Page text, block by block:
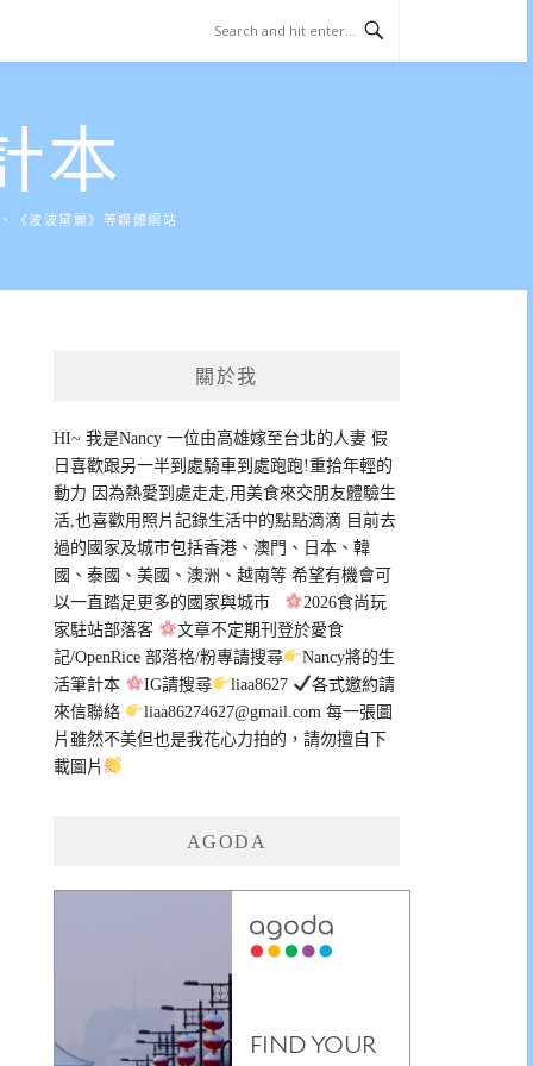
本
《波波黛麗》等媒體網站
關於我
HI~ 我是Nancy 一位由高雄嫁至台北的人妻 假
日喜歡跟另一半到處騎車到處跑跑!重拾年輕的
動力 因為熱愛到處走走,用美食來交朋友體驗生
活,也喜歡用照片記錄生活中的點點滴滴 目前去
過的國家及城市包括香港、澳門、日本、韓
國、泰國、美國、澳洲、越南等 希望有機會可
以一直踏足更多的國家與城市
2026食尚玩
家駐站部落客
文章不定期刊登於愛食
記/OpenRice 部落格/粉專請搜尋
Nancy將的生
活筆計本
IG請搜尋 liaa8627
各式邀約請
來信聯絡
liaa86274627@gmail.com 每一張圖
片雖然不美但也是我花心力拍的，請勿擅自下
載圖片
AGODA